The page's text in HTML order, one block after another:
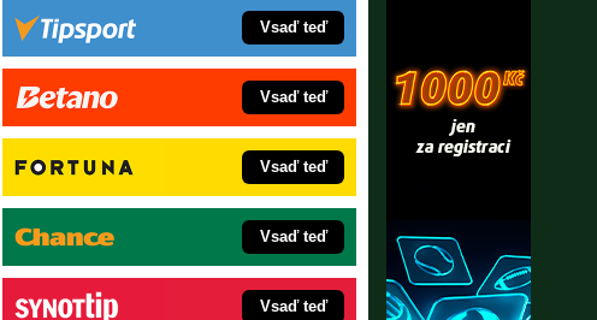
Vsaď teď
Vsaď teď
Vsaď teď
Vsaď teď
Vsaď teď